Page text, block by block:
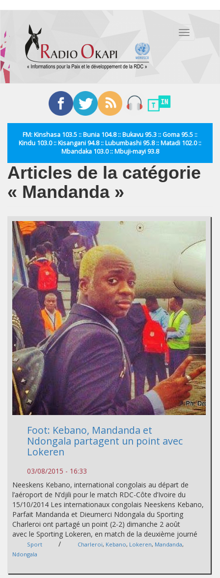
contenu
principal
Toggle
FM: Kinshasa 103.5 :: Bunia 104.8 :: Bukavu 95.3 :: Goma 95.5 ::
Kindu 103.0 :: Kisangani 94.8 :: Lubumbashi 95.8 :: Matadi 102.0 ::
Mbandaka 103.0 :: Mbuji-mayi 93.8
Articles de la catégorie
« Mandanda »
Foot: Kebano, Mandanda et
Ndongala partagent un point avec
Lokeren
03/08/2015 - 16:33
Neeskens Kebano, international congolais au départ de
l’aéroport de N’djili pour le match RDC-Côte d’Ivoire du
15/10/2014 Les internationaux congolais Neeskens Kebano,
Parfait Mandanda et Dieumerci Ndongala du Sporting
Charleroi ont partagé un point (2-2) dimanche 2 août
avec le Sporting Lokeren, en match de la deuxième journé
Sport / Charleroi, Kebano, Lokeren, Mandanda,
Ndongala